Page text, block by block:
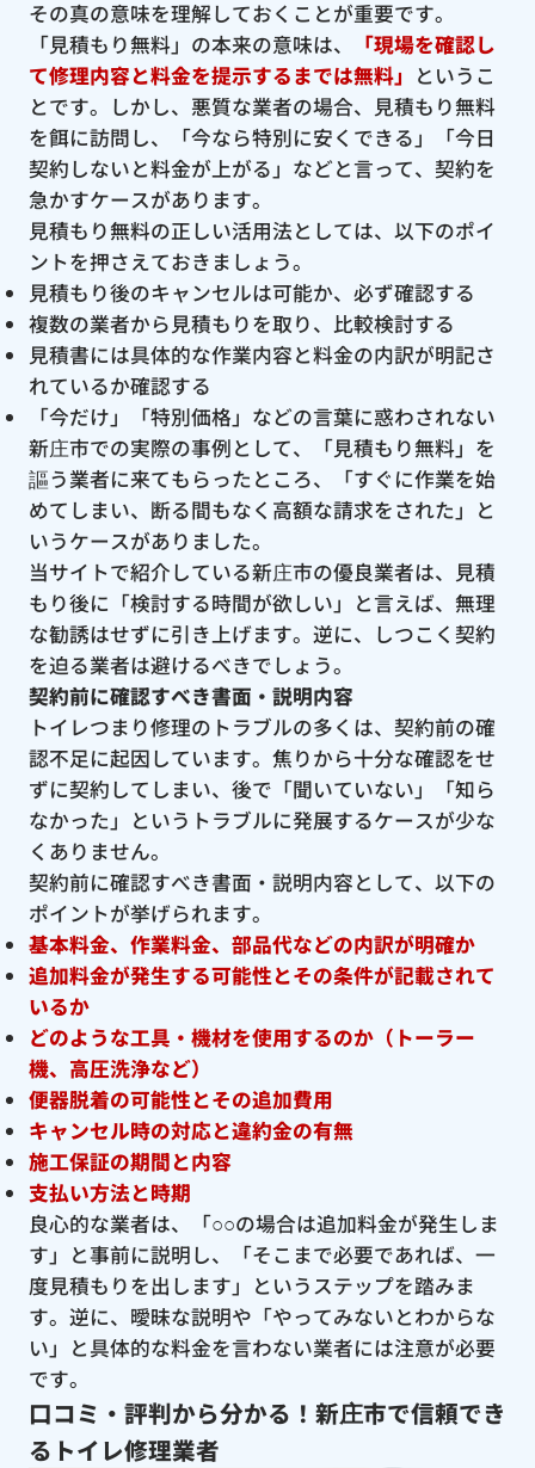
その真の意味を理解しておくことが重要です。
「見積もり無料」の本来の意味は、
「現場を確認し
て修理内容と料金を提示するまでは無料」 というこ
とです。しかし、悪質な業者の場合、見積もり無料
を餌に訪問し、「今なら特別に安くできる」「今日
契約しないと料金が上がる」などと言って、契約を
急かすケースがあります。
見積もり無料の正しい活用法としては、以下のポイ
ントを押さえておきましょう。
見積もり後のキャンセルは可能か、必ず確認する
複数の業者から見積もりを取り、比較検討する
見積書には具体的な作業内容と料金の内訳が明記さ
れているか確認する
「今だけ」「特別価格」などの言葉に惑わされない
新庄市での実際の事例として、「見積もり無料」を
謳う業者に来てもらったところ、「すぐに作業を始
めてしまい、断る間もなく高額な請求をされた」と
いうケースがありました。
当サイトで紹介している新庄市の優良業者は、見積
もり後に「検討する時間が欲しい」と言えば、無理
な勧誘はせずに引き上げます。逆に、しつこく契約
を迫る業者は避けるべきでしょう。
契約前に確認すべき書面・説明内容
トイレつまり修理のトラブルの多くは、契約前の確
認不足に起因しています。焦りから十分な確認をせ
ずに契約してしまい、後で「聞いていない」「知ら
なかった」というトラブルに発展するケースが少な
くありません。
契約前に確認すべき書面・説明内容として、以下の
ポイントが挙げられます。
基本料金、作業料金、部品代などの内訳が明確か
追加料金が発生する可能性とその条件が記載されて
いるか
どのような工具・機材を使用するのか（トーラー
機、高圧洗浄など）
便器脱着の可能性とその追加費用
キャンセル時の対応と違約金の有無
施工保証の期間と内容
支払い方法と時期
良心的な業者は、「○○の場合は追加料金が発生しま
す」と事前に説明し、「そこまで必要であれば、一
度見積もりを出します」というステップを踏みま
す。逆に、曖昧な説明や「やってみないとわからな
い」と具体的な料金を言わない業者には注意が必要
です。
口コミ・評判から分かる！新庄市で信頼でき
るトイレ修理業者